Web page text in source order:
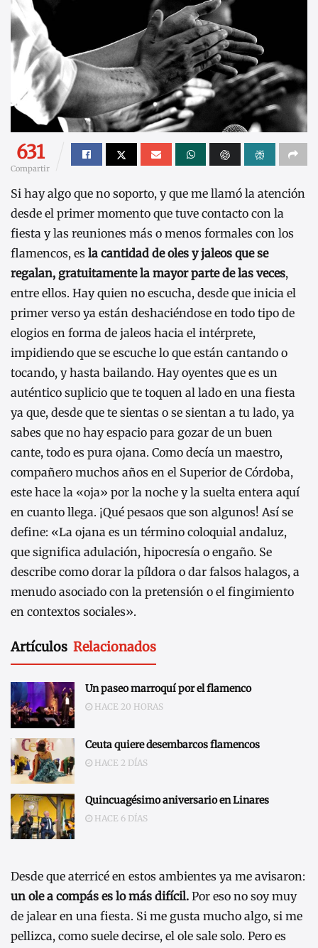
631
Compartir
Si hay algo que no soporto, y que me llamó la atención
desde el primer momento que tuve contacto con la
fiesta y las reuniones más o menos formales con los
flamencos, es la cantidad de oles y jaleos que se
regalan, gratuitamente la mayor parte de las veces,
entre ellos. Hay quien no escucha, desde que inicia el
primer verso ya están deshaciéndose en todo tipo de
elogios en forma de jaleos hacia el intérprete,
impidiendo que se escuche lo que están cantando o
tocando, y hasta bailando. Hay oyentes que es un
auténtico suplicio que te toquen al lado en una fiesta
ya que, desde que te sientas o se sientan a tu lado, ya
sabes que no hay espacio para gozar de un buen
cante, todo es pura ojana. Como decía un maestro,
compañero muchos años en el Superior de Córdoba,
este hace la «oja» por la noche y la suelta entera aquí
en cuanto llega. ¡Qué pesaos que son algunos! Así se
define: «La ojana es un término coloquial andaluz,
que significa adulación, hipocresía o engaño. Se
describe como dorar la píldora o dar falsos halagos, a
menudo asociado con la pretensión o el fingimiento
en contextos sociales».
Artículos Relacionados
Un paseo marroquí por el flamenco
HACE 20 HORAS
Ceuta quiere desembarcos flamencos
HACE 2 DÍAS
Quincuagésimo aniversario en Linares
HACE 6 DÍAS
Desde que aterricé en estos ambientes ya me avisaron:
un ole a compás es lo más difícil. Por eso no soy muy
de jalear en una fiesta. Si me gusta mucho algo, si me
pellizca, como suele decirse, el ole sale solo. Pero es